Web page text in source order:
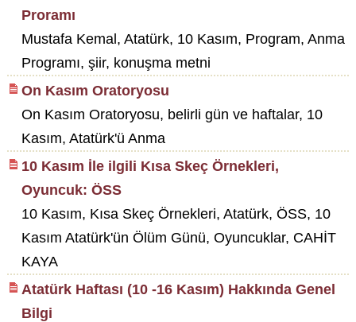
Proramı
Mustafa Kemal, Atatürk, 10 Kasım, Program, Anma
Programı, şiir, konuşma metni
On Kasım Oratoryosu
On Kasım Oratoryosu, belirli gün ve haftalar, 10
Kasım, Atatürk'ü Anma
10 Kasım İle ilgili Kısa Skeç Örnekleri,
Oyuncuk: ÖSS
10 Kasım, Kısa Skeç Örnekleri, Atatürk, ÖSS, 10
Kasım Atatürk'ün Ölüm Günü, Oyuncuklar, CAHİT
KAYA
Atatürk Haftası (10 -16 Kasım) Hakkında Genel
Bilgi